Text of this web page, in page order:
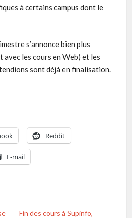
à certains campus dont le
s’annonce bien plus
les cours en Web) et les
sont déjà en finalisation.
Reddit
E-mail
Fin des cours à Supinfo,